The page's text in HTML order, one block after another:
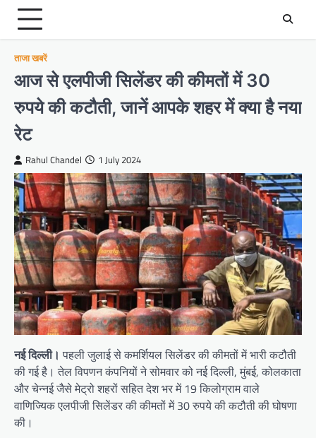
ताजा खबरें
आज से एलपीजी सिलेंडर की कीमतों में 30
रुपये की कटौती, जानें आपके शहर में क्या है नया
रेट
Rahul Chandel 1 July 2024
नई दिल्ली। पहली जुलाई से कमर्शियल सिलेंडर की कीमतों में भारी कटौती
की गई है। तेल विपणन कंपनियों ने सोमवार को नई दिल्ली, मुंबई, कोलकाता
और चेन्नई जैसे मेट्रो शहरों सहित देश भर में 19 किलोग्राम वाले
वाणिज्यिक एलपीजी सिलेंडर की कीमतों में 30 रुपये की कटौती की घोषणा
की।